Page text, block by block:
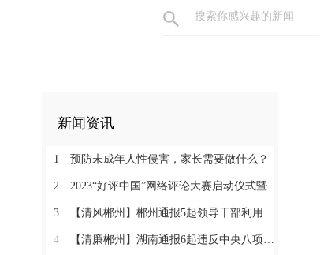
新闻资讯
1 预防未成年人性侵害，家长需要做什么？
2 2023“好评中国”网络评论大赛启动仪式暨网络评论创新论坛即将举行
3 【清风郴州】郴州通报5起领导干部利用职权或影响力为亲友牟利典型案例
4 【清廉郴州】湖南通报6起违反中央八项规定精神典型问题